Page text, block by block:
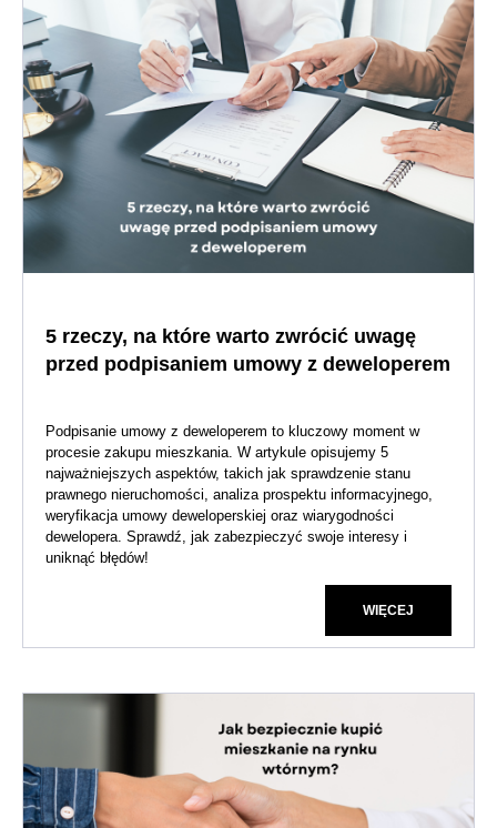
5 rzeczy, na które warto zwrócić uwagę
przed podpisaniem umowy z deweloperem
Podpisanie umowy z deweloperem to kluczowy moment w
procesie zakupu mieszkania. W artykule opisujemy 5
najważniejszych aspektów, takich jak sprawdzenie stanu
prawnego nieruchomości, analiza prospektu informacyjnego,
weryfikacja umowy deweloperskiej oraz wiarygodności
dewelopera. Sprawdź, jak zabezpieczyć swoje interesy i
uniknąć błędów!
WIĘCEJ